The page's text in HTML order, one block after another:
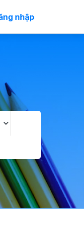
nhập